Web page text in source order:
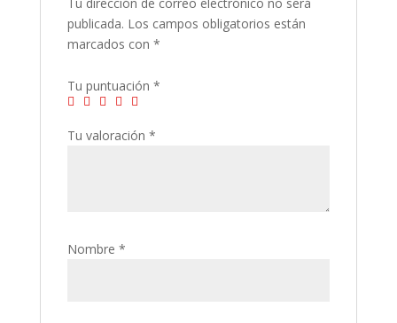
publicada. Los campos obligatorios están
marcados con *
Tu puntuación *
Tu valoración *
Nombre *